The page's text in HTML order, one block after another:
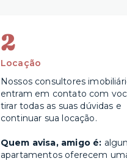
2
Locação
Nossos consultores
entram em contato com
tirar todas as suas dúvidas e
continuar sua locação.
Quem avisa, amigo é:
apartamentos oferecem